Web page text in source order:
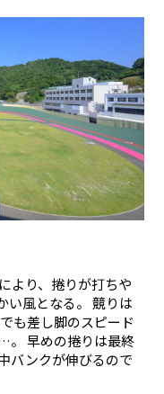
めに
ある方のご相談
より、捲りが打ちや
い風となる。 競りは
も差し脚のスピード
。 早めの捲りは最終
バンクが伸びるので